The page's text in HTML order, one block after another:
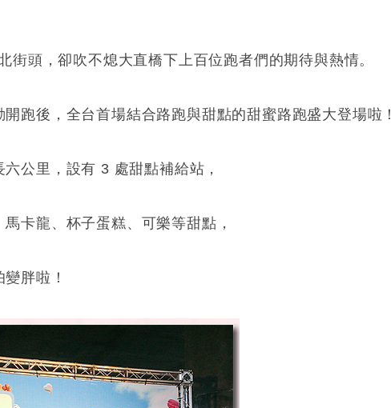
街頭，卻吹不熄大直橋下上百位跑者們的期待與熱情。
跑後，全台首場結合路跑與甜點的甜蜜路跑盛大登場啦！
公里，設有 3 處甜點補給站，
卡龍、杯子蛋糕、可樂等甜點，
胖啦！